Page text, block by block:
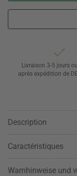
Livraison 3-5 jours
après expédition de
Description
Caractéristiques
Warnhinweise und